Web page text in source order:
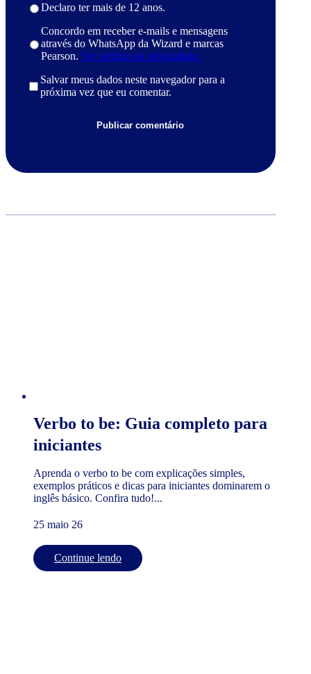
Declaro ter mais de 12 anos.
Concordo em receber e-mails e mensagens
através do WhatsApp da Wizard e marcas
Pearson. Ver política de privacidade.
Salvar meus dados neste navegador para a
próxima vez que eu comentar.
Verbo to be: Guia completo para
iniciantes
Aprenda o verbo to be com explicações simples,
exemplos práticos e dicas para iniciantes dominarem o
inglês básico. Confira tudo!...
25 maio 26
Continue lendo